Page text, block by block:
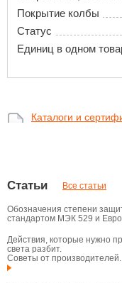
Покрытие колбы
Статус
Единиц в одном
Каталоги и
Статьи Все статьи
Обозначения степени
стандартом МЭК 529 и
Действия, которые нужно
света разбит.
Советы от производителей.